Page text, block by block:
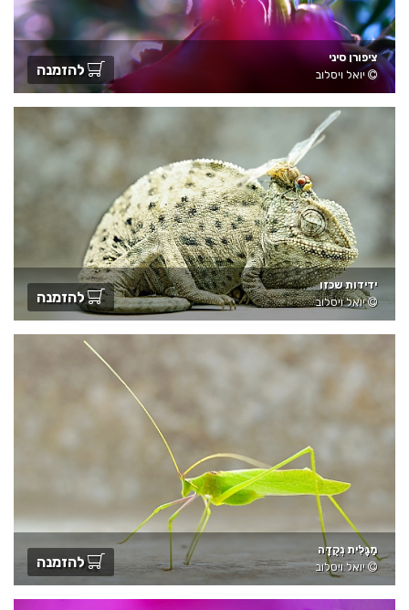
ציפורן סיני
יואל ויסלוב
להזמנה
ידידות שכזו
יואל ויסלוב
להזמנה
מַגָּלִית נְקֻדָּה
יואל ויסלוב
להזמנה